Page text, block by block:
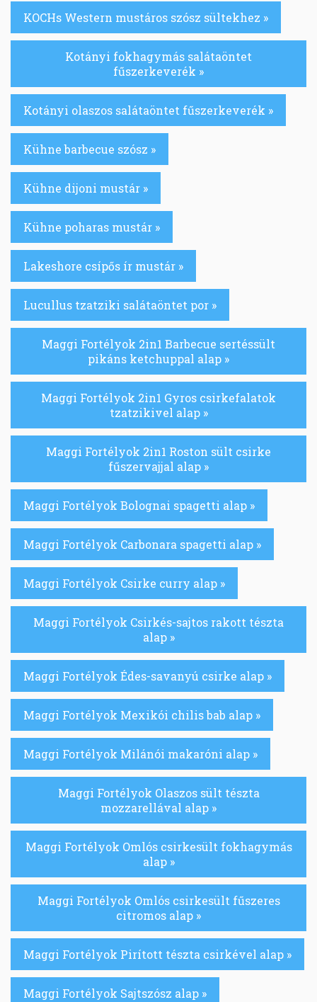
KOCHs Western mustáros szósz sültekhez »
Kotányi fokhagymás salátaöntet
fűszerkeverék »
Kotányi olaszos salátaöntet fűszerkeverék »
Kühne barbecue szósz »
Kühne dijoni mustár »
Kühne poharas mustár »
Lakeshore csípős ír mustár »
Lucullus tzatziki salátaöntet por »
Maggi Fortélyok 2in1 Barbecue sertéssült
pikáns ketchuppal alap »
Maggi Fortélyok 2in1 Gyros csirkefalatok
tzatzikivel alap »
Maggi Fortélyok 2in1 Roston sült csirke
fűszervajjal alap »
Maggi Fortélyok Bolognai spagetti alap »
Maggi Fortélyok Carbonara spagetti alap »
Maggi Fortélyok Csirke curry alap »
Maggi Fortélyok Csirkés-sajtos rakott tészta
alap »
Maggi Fortélyok Édes-savanyú csirke alap »
Maggi Fortélyok Mexikói chilis bab alap »
Maggi Fortélyok Milánói makaróni alap »
Maggi Fortélyok Olaszos sült tészta
mozzarellával alap »
Maggi Fortélyok Omlós csirkesült fokhagymás
alap »
Maggi Fortélyok Omlós csirkesült fűszeres
citromos alap »
Maggi Fortélyok Pirított tészta csirkével alap »
Maggi Fortélyok Sajtszósz alap »